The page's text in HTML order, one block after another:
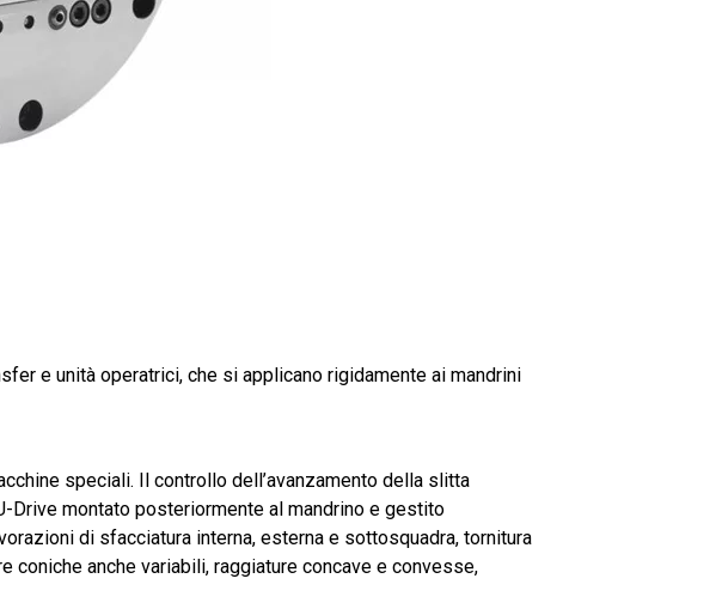
e unità operatrici, che si applicano rigidamente ai mandrini
speciali. Il controllo dell’avanzamento della slitta
Drive montato posteriormente al mandrino e gestito
di sfacciatura interna, esterna e sottosquadra, tornitura
coniche anche variabili, raggiature concave e convesse,